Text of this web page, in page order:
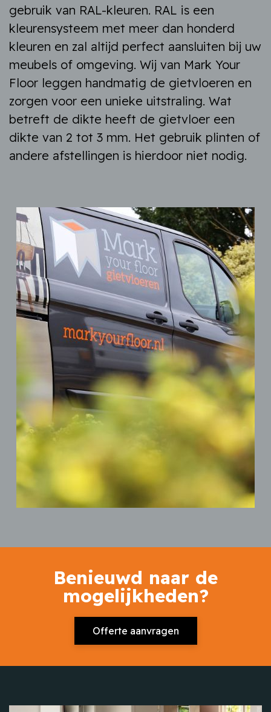
gebruik van RAL-kleuren. RAL is een
kleurensysteem met meer dan honderd
kleuren en zal altijd perfect aansluiten bij uw
meubels of omgeving. Wij van Mark Your
Floor leggen handmatig de gietvloeren en
zorgen voor een unieke uitstraling. Wat
betreft de dikte heeft de gietvloer een
dikte van 2 tot 3 mm. Het gebruik plinten of
andere afstellingen is hierdoor niet nodig.
Benieuwd naar de
mogelijkheden?
Offerte aanvragen